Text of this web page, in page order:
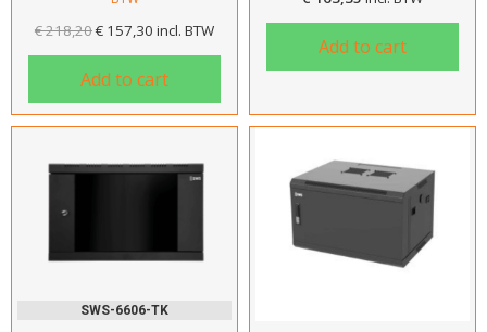
€218,20€ 157,30 incl. BTW
Add to cart
Add to cart
SWS-6606-TK
Hartelijk dank!
Dit product is succesvol toegevoegd